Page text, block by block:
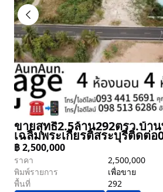
ขายสุทธิ2.5ล้าน292ตรว.บ้า
เฉลิมพระเกียรติสระบุรีติดต่อ
฿2,500,000
ราคา
2,500,000
พิมพ์รายการ
เพื่อขาย
พื้นที่
292